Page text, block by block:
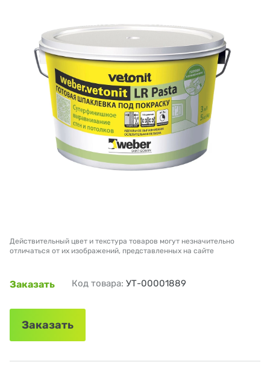
Действительный цвет и текстура товаров могут незначительно
отличаться от их изображений, представленных на сайте
Заказать Код товара: УТ-00001889
Заказать